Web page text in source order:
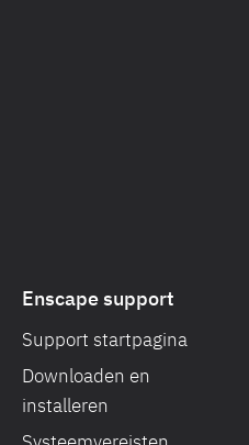
Enscape support
Support startpagina
Downloaden en
installeren